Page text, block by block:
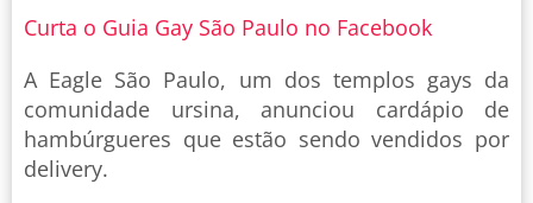
Curta o Guia Gay São Paulo no Facebook
A Eagle São Paulo, um dos templos gays da
comunidade ursina, anunciou cardápio de
hambúrgueres que estão sendo vendidos por
delivery.